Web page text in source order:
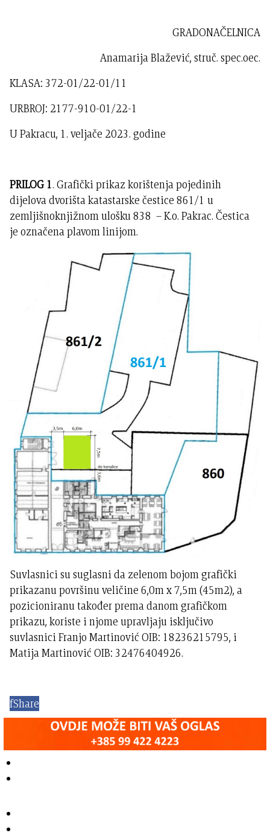
GRADONAČELNICA
Anamarija Blažević, struč. spec.oec.
KLASA: 372-01/22-01/11
URBROJ: 2177-910-01/22-1
U Pakracu, 1. veljače 2023. godine
PRILOG 1. Grafički prikaz korištenja pojedinih
dijelova dvorišta katastarske čestice 861/1 u
zemljišnoknjižnom ulošku 838 – K.o. Pakrac. Čestica
je označena plavom linijom.
Suvlasnici su suglasni da zelenom bojom grafički
prikazanu površinu veličine 6,0m x 7,5m (45m2), a
pozicioniranu također prema danom grafičkom
prikazu, koriste i njome upravljaju isključivo
suvlasnici Franjo Martinović OIB: 18236215795, i
Matija Martinović OIB: 32476404926.
fShare